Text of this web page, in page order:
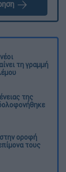
τη γραμμή
της
οροφή
τους